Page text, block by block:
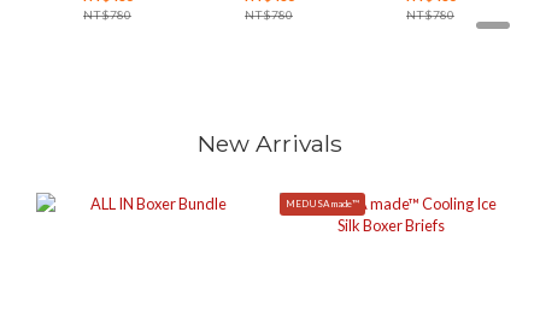
NT$780
(Nude / Blush
NT$780
(Nude / Blush
NT$780
New Arrivals
MEDUSA made™